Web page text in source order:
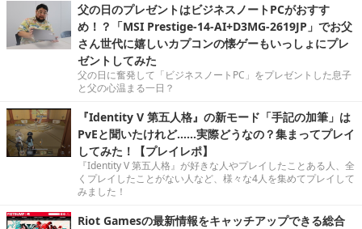
父の日のプレゼントはビジネスノートPCがおすす
め！？「MSI Prestige-14-AI+D3MG-2619JP」でお父
さん世代に嬉しいカプコンの懐ゲーもいっしょにプレ
ゼントしてみた
父の日に奮発して「ビジネスノートPC」をプレゼントした息子
と父の心温まる一日？
『Identity V 第五人格』の新モード「手記の加筆」は
PvEと聞いたけれど……実際どうなの？集まってプレイ
してみた！【プレイレポ】
『Identity V 第五人格』が好きな人やプレイしたことある人、全
くプレイしたことがない人など、様々な4人を集めてプレイして
みました！
Riot Gamesの最新情報をキャッチアップできる総合